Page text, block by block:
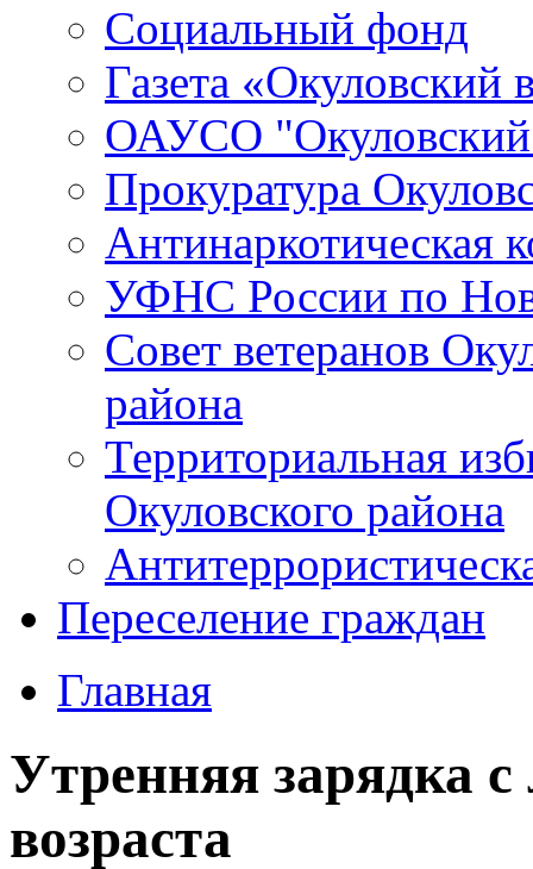
Социальный фонд
Газета «Окуловский
ОАУСО
Прокуратура
Антинаркотическая
УФНС России по
Совет ветеранов
района
Территориальная
Окуловского района
Переселение граждан
Главная
Утренняя зарядка
возраста